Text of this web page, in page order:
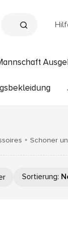
Schoner
Sortierung: